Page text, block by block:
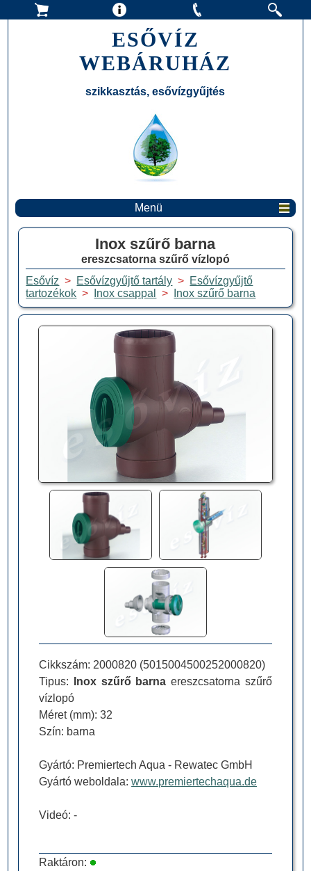
ESŐVÍZ
WEBÁRUHÁZ
szikkasztás, esővízgyűjtés
Menü
Inox szűrő barna
ereszcsatorna szűrő vízlopó
Esővíz > Esővízgyűjtő tartály > Esővízgyűjtő
tartozékok > Inox csappal > Inox szűrő barna
Cikkszám: 2000820 (5015004500252000820)
Tipus:
Inox szűrő barna ereszcsatorna szűrő
vízlopó
Méret (mm): 32
Szín: barna
Gyártó: Premiertech Aqua - Rewatec GmbH
Gyártó weboldala:www.premiertechaqua.de
Videó: -
Raktáron: